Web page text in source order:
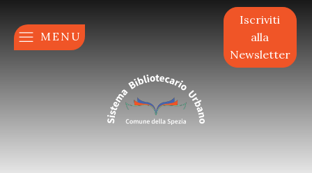
MENU
Iscriviti
alla
Newsletter